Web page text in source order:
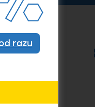
razu